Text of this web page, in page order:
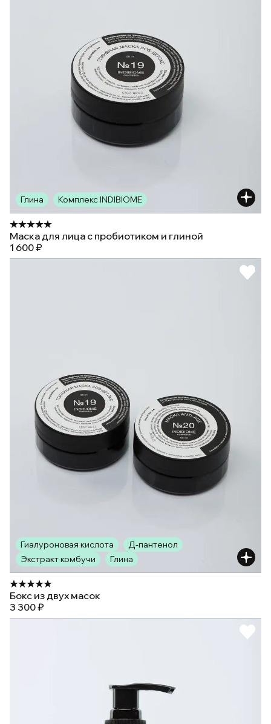
Глина Комплекс INDIBIOME
Маска для лица с пробиотиком и глиной
1 600 ₽
Гиалуроновая кислота
Д-пантенол
Экстракт комбучи
Глина
Бокс из двух масок
3 300 ₽